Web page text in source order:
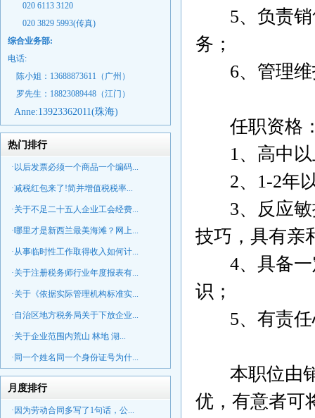
020 6113 3120
020 3829 5993(传真)
综合业务部:
电话:
陈小姐：13688873611（广州）
罗先生：18823089448 （江门）
Anne:13923362011(珠海)
热门排行
·以后发票必须一个商品一个编码...
·减税红包来了!简并增值税税率...
·关于不足二十五人企业工会经费...
·哪里才是新西兰最美海滩？网上...
·从事临时性工作取得收入如何计...
·关于注册税务师行业年度报表有...
·关于《依据实际管理机构标准实...
·自治区地方税务局关于下放企业...
·关于企业范围内荒山 林地 湖...
·同一个姓名同一个身份证号为什...
月度排行
·因为劳动合同多写了1句话，公...
5、负责销
务；
6、管理维
任职资格
1、高中以
2、1-2年以
3、反应敏
技巧，具有亲
4、具备一
识；
5、有责任
本职位由销
优，有意者可